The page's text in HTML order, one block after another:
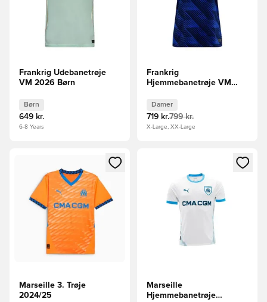
Frankrig Udebanetrøje
VM 2026 Børn
Børn
649 kr.
6-8 Years
Frankrig
Hjemmebanetrøje VM
Damer
719 kr.799 kr.
X-Large, XX-Large
Åbner en Modal til at logge ind eller tilmelde dig som
Marseille 3. Trøje
2024/25
Åbner en Modal til at logge
Marseille
Hjemmebanetrøje